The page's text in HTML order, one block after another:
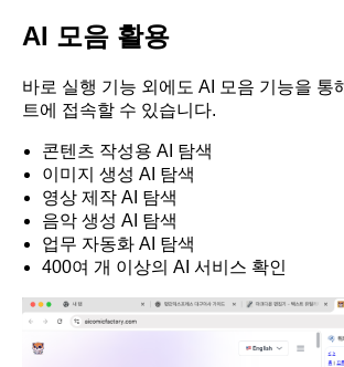
AI 모음 활용
바로 실행 기능 외에도 AI 모음 기능을 통
트에 접속할 수 있습니다.
콘텐츠 작성용 AI 탐색
이미지 생성 AI 탐색
영상 제작 AI 탐색
음악 생성 AI 탐색
업무 자동화 AI 탐색
400여 개 이상의 AI 서비스 확인